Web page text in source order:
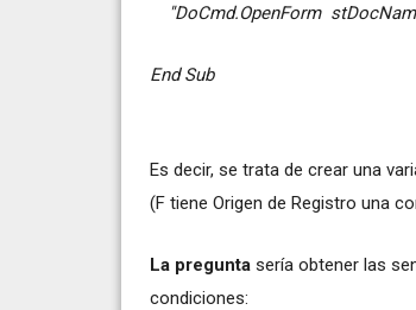
''DoCmd.OpenForm
End Sub
Es decir, se trata de crear una
(F tiene Origen de Registro una
La pregunta sería obtener las
condiciones: